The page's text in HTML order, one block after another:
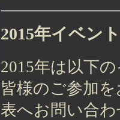
2015年イベン
2015年は以下
皆様のご参加
表へお問い合